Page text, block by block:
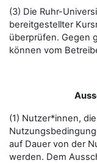
(3) Die Ruhr-
bereitgestellter
überprüfen. Gegen
können vom
(1) Nutzer*innen,
auf Dauer von der
werden. Dem